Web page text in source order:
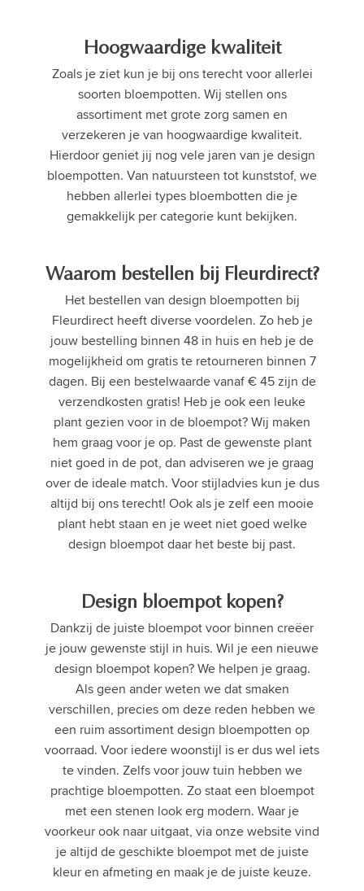
Hoogwaardige kwaliteit
Zoals je ziet kun je bij ons terecht voor allerlei
soorten bloempotten. Wij stellen ons
assortiment met grote zorg samen en
verzekeren je van hoogwaardige kwaliteit.
Hierdoor geniet jij nog vele jaren van je design
bloempotten. Van natuursteen tot kunststof, we
hebben allerlei types bloembotten die je
gemakkelijk per categorie kunt bekijken.
Waarom bestellen bij Fleurdirect?
Het bestellen van design bloempotten bij
Fleurdirect heeft diverse voordelen. Zo heb je
jouw bestelling binnen 48 in huis en heb je de
mogelijkheid om gratis te retourneren binnen 7
dagen. Bij een bestelwaarde vanaf € 45 zijn de
verzendkosten gratis! Heb je ook een leuke
plant gezien voor in de bloempot? Wij maken
hem graag voor je op. Past de gewenste plant
niet goed in de pot, dan adviseren we je graag
over de ideale match. Voor stijladvies kun je dus
altijd bij ons terecht! Ook als je zelf een mooie
plant hebt staan en je weet niet goed welke
design bloempot daar het beste bij past.
Design bloempot kopen?
Dankzij de juiste bloempot voor binnen creëer
je jouw gewenste stijl in huis. Wil je een nieuwe
design bloempot kopen? We helpen je graag.
Als geen ander weten we dat smaken
verschillen, precies om deze reden hebben we
een ruim assortiment design bloempotten op
voorraad. Voor iedere woonstijl is er dus wel iets
te vinden. Zelfs voor jouw tuin hebben we
prachtige bloempotten. Zo staat een bloempot
met een stenen look erg modern. Waar je
voorkeur ook naar uitgaat, via onze website vind
je altijd de geschikte bloempot met de juiste
kleur en afmeting en maak je de juiste keuze.